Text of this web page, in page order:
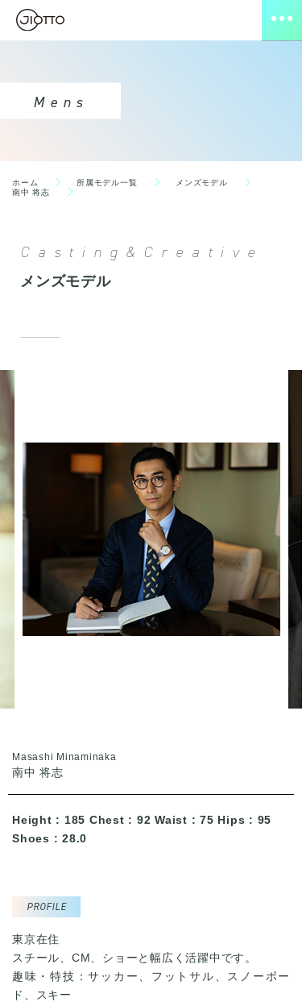
Mens
ホーム 所属モデル一覧
メンズモデル
南中 将志
Casting&Creative
メンズモデル
Masashi Minaminaka
南中 将志
Height : 185 Chest : 92 Waist : 75 Hips : 95
Shoes : 28.0
PROFILE
東京在住
スチール、CM、ショーと幅広く活躍中です。
趣味・特技：サッカー、フットサル、スノーボー
ド、スキー